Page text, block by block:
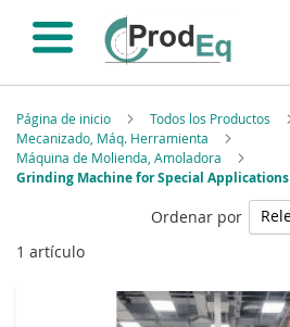
Página de inicio Todos los Productos
Mecanizado, Máq. Herramienta
Máquina de Molienda, Amoladora
Grinding Machine for Special Applications
1 artículo
Ordenar por